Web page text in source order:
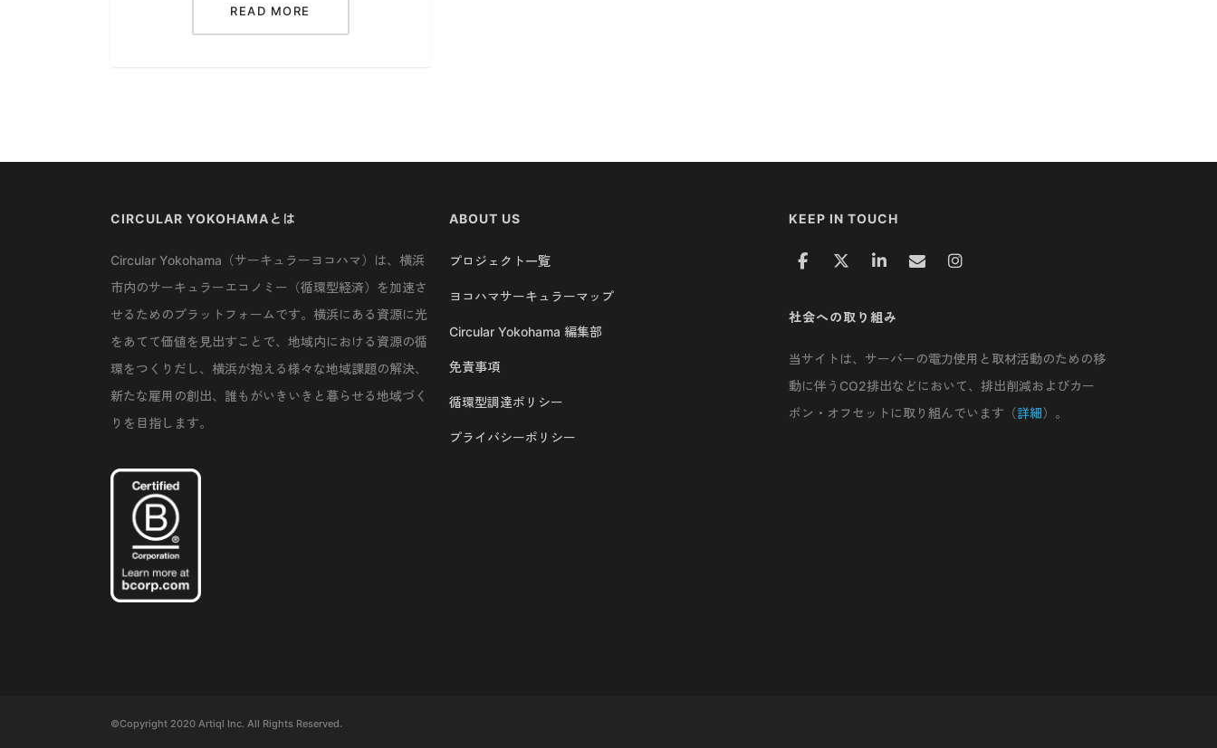
READ MORE
CIRCULAR YOKOHAMAとは
Circular Yokohama（サーキュラーヨコハマ）は、横浜
市内のサーキュラーエコノミー（循環型経済）を加速さ
せるためのプラットフォームです。横浜にある資源に光
をあてて価値を見出すことで、地域内における資源の循
環をつくりだし、横浜が抱える様々な地域課題の解決、
新たな雇用の創出、誰もがいきいきと暮らせる地域づく
りを目指します。
ABOUT US
プロジェクト一覧
ヨコハマサーキュラーマップ
Circular Yokohama 編集部
免責事項
循環型調達ポリシー
プライバシーポリシー
KEEP IN TOUCH
社会への取り組み
当サイトは、サーバーの電力使用と取材活動のための移
動に伴うCO2排出などにおいて、排出削減およびカー
ボン・オフセットに取り組んでいます（詳細）。
©Copyright 2020 Artiql Inc. All Rights Reserved.